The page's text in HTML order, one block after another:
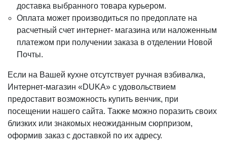
доставка выбранного товара курьером.
Оплата может производиться по предоплате на
расчетный счет интернет- магазина или наложенным
платежом при получении заказа в отделении Новой
Почты.
Если на Вашей кухне отсутствует ручная взбивалка,
Интернет-магазин «DUKA» с удовольствием
предоставит возможность купить венчик, при
посещении нашего сайта. Также можно поразить своих
близких или знакомых неожиданным сюрпризом,
оформив заказ с доставкой по их адресу.